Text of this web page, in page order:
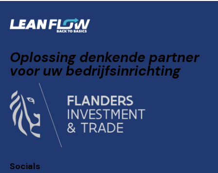
Oplossing denkende partner
voor uw bedrijfsinrichting
Socials